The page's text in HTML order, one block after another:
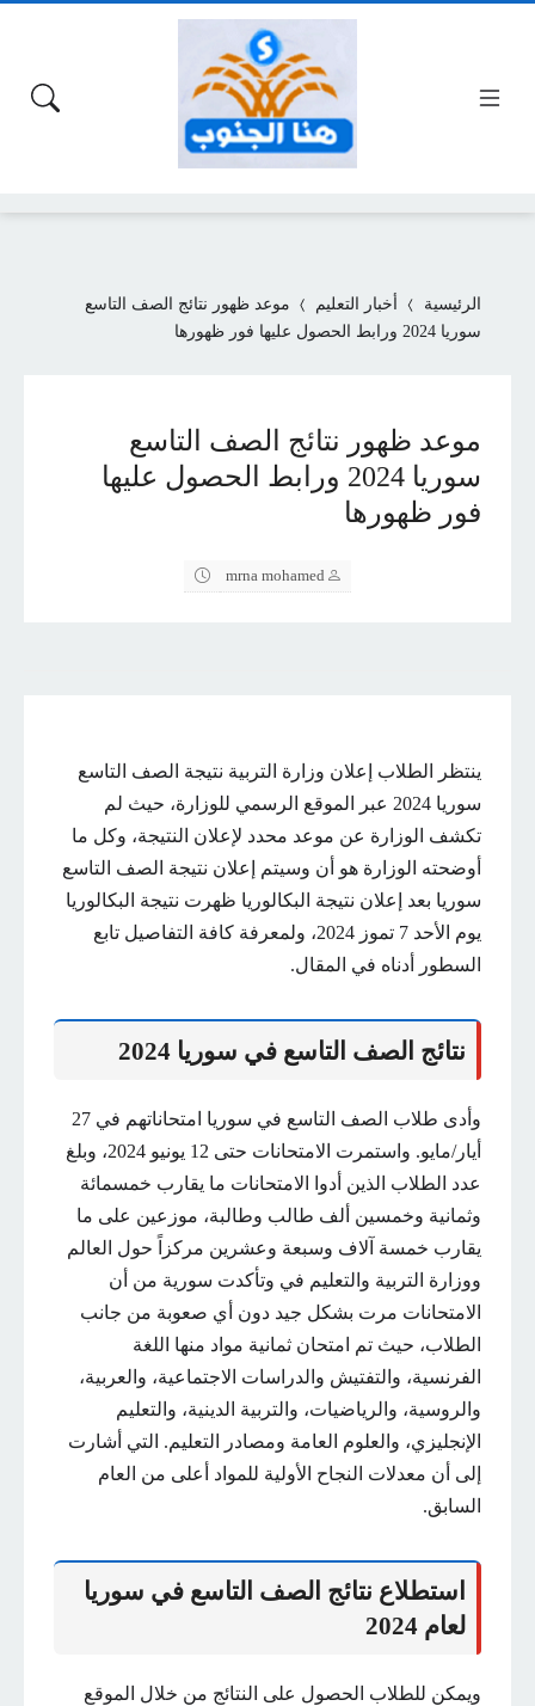
الرئيسية أخبار التعليم
موعد ظهور نتائج الصف التاسع
سوريا 2024 ورابط الحصول عليها فور ظهورها
موعد ظهور نتائج الصف التاسع
سوريا 2024 ورابط الحصول عليها
فور ظهورها
mrna mohamed
ينتظر الطلاب إعلان وزارة التربية نتيجة الصف التاسع
سوريا 2024 عبر الموقع الرسمي للوزارة، حيث لم
تكشف الوزارة عن موعد محدد لإعلان النتيجة، وكل ما
أوضحته الوزارة هو أن وسيتم إعلان نتيجة الصف التاسع
سوريا بعد إعلان نتيجة البكالوريا ظهرت نتيجة البكالوريا
يوم الأحد 7 تموز 2024، ولمعرفة كافة التفاصيل تابع
السطور أدناه في المقال.
نتائج الصف التاسع في سوريا 2024
وأدى طلاب الصف التاسع في سوريا امتحاناتهم في 27
أيار/مايو. واستمرت الامتحانات حتى 12 يونيو 2024، وبلغ
عدد الطلاب الذين أدوا الامتحانات ما يقارب خمسمائة
وثمانية وخمسين ألف طالب وطالبة، موزعين على ما
يقارب خمسة آلاف وسبعة وعشرين مركزاً حول العالم
ووزارة التربية والتعليم في وتأكدت سورية من أن
الامتحانات مرت بشكل جيد دون أي صعوبة من جانب
الطلاب، حيث تم امتحان ثمانية مواد منها اللغة
الفرنسية، والتفتيش والدراسات الاجتماعية، والعربية،
والروسية، والرياضيات، والتربية الدينية، والتعليم
الإنجليزي، والعلوم العامة ومصادر التعليم. التي أشارت
إلى أن معدلات النجاح الأولية للمواد أعلى من العام
السابق.
استطلاع نتائج الصف التاسع في سوريا
لعام 2024
ويمكن للطلاب الحصول على النتائج من خلال الموقع